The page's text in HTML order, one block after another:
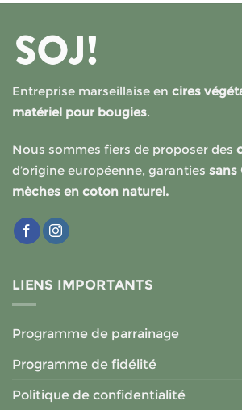
Entreprise marseillaise en cires
matériel pour bougies.
Nous sommes fiers de proposer des
d’origine européenne, garanties sans
mèches en coton naturel.
LIENS IMPORTANTS
Programme de parrainage
Programme de fidélité
Politique de confidentialité